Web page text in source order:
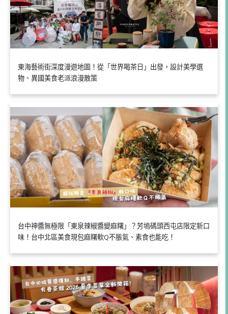
東海藝術街深度漫遊地圖！從「世界喝茶日」出發，設計美學選
物、異國美食老派浪漫散策
台中神醬無極限「東泉辣椒醬變麻糬」？芳塢碼頭西屯店限定新口
味！台中北區美食現包麻糬軟Q不脹氣、素食也能吃！